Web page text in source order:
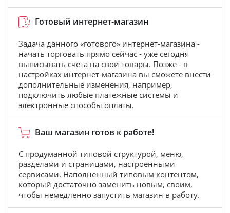
Готовый интернет-магазин
Задача данного «готового» интернет-магазина -
начать торговать прямо сейчас - уже сегодня
выписывать счета на свои товары. Позже - в
настройках интернет-магазина вы сможете внести
дополнительные изменения, например,
подключить любые платежные системы и
электронные способы оплаты.
Ваш магазин готов к работе!
С продуманной типовой структурой, меню,
разделами и страницами, настроенными
сервисами. Наполненный типовым контентом,
который достаточно заменить новым, своим,
чтобы немедленно запустить магазин в работу.